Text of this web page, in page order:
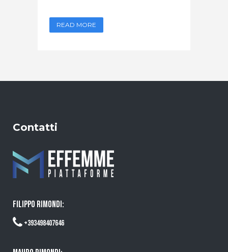
READ MORE
Contatti
FILIPPO RIMONDI:
+393498407646